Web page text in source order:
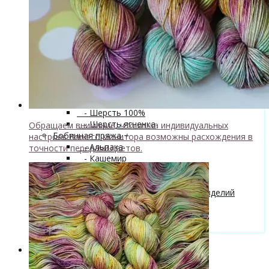
superwash 20% нейлон
↘ Sock, 75% Меринос 25% Нейлон,
300м/100г
- Хлопок
- Шелк+
↘ Cleo 50% шелк 50% меринос
600м/100гНовинка!
↘ Бурет, 100% буретный шелк,
190м/100г
- Шерсть 100%
- Шерсть ягненка
Бобинная пряжа+
- Альпака
- Кашемир
- Мериносовая шерсть
- Пряжа с кид мохером
Мастер-классы и описания вязаных изделий
Инструменты и аксессуары+
- Конусы для пряжи
Одежда TieDye
Блог о вязании
Обращаем внимание, что из-за индивидуальных
настроек Вашего монитора возможны расхождения в
точности передачи цветов.